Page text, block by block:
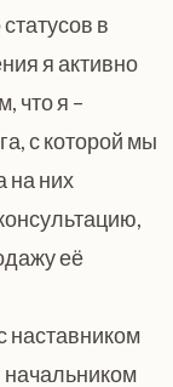
в
я активно
что я –
с которой мы
на них
её
наставником